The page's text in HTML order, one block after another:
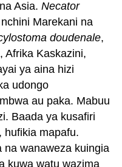
Asia.Necator
Marekani na
doudenale,
Afrika Kaskazini,
ya aina hizi
udongo
au paka. Mabuu
Baada ya kusafiri
hufikia mapafu.
na wanaweza kuingia
kuwa watu wazima